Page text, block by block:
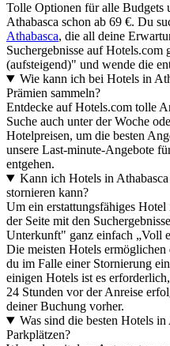
Tolle Optionen für alle Budgets
Athabasca schon ab 69 €. Du
Athabasca, die all deine
Suchergebnisse auf Hotels.com
(aufsteigend)" und wende die
Wie kann ich bei Hotels in
Prämien sammeln?
Entdecke auf Hotels.com tolle
Suche auch unter der Woche
Hotelpreisen, um die besten
unsere Last-minute-Angebote
entgehen.
Kann ich Hotels in
stornieren kann?
Um ein erstattungsfähiges
der Seite mit den
Unterkunft" ganz einfach „Voll
Die meisten Hotels ermöglichen
du im Falle einer Stornierung
einigen Hotels ist es
24 Stunden vor der Anreise
deiner Buchung vorher.
Was sind die besten Hotels
Parkplätzen?